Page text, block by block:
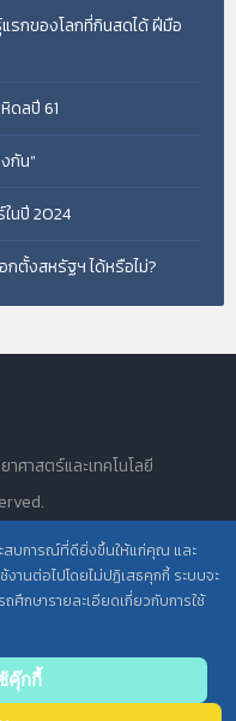
รกของโลกที่กินสดได้ ฝีมือ
ดลปี 61
กัน”
นปี 2024
กตั้งสหรัฐฯ ได้หรือไม่?
สบการณ์ที่ดียิ่งขึ้นให้แก่คุณ และ
นต่อไปโดยไม่ปฏิเสธคุกกี้ ระบบจะ
กษารายละเอียดเกี่ยวกับการใช้
คุ๊กกี้
ศาสตร์และเทคโนโลยี
วนบุคคล วศ. /
ำหรับการบริการสารสนเทศ
to top